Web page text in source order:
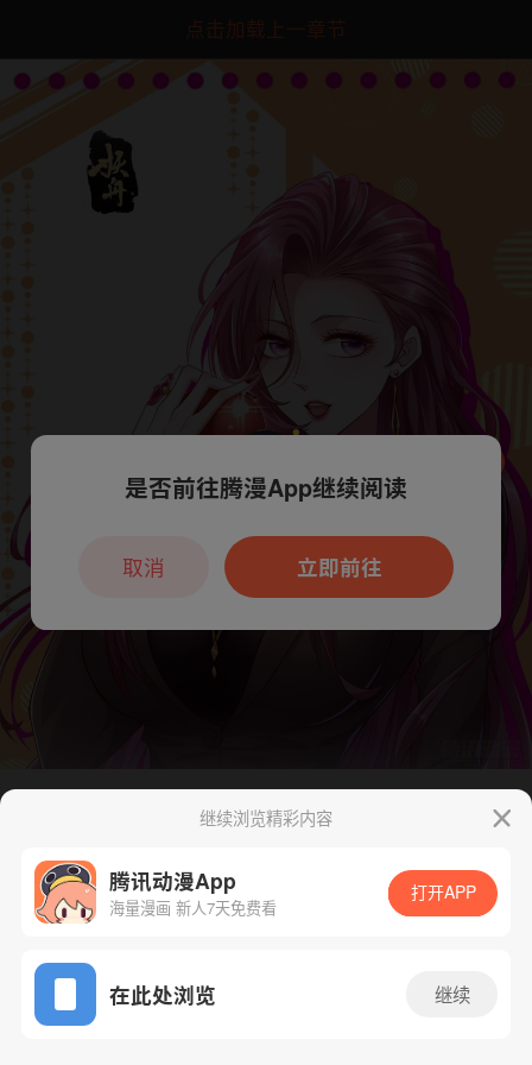
点击加载上一章节
App免费看
腾漫App免费看
继续浏览精彩内容
腾讯动漫App
海量漫画 新人7天免费看
打开APP
在此处浏览 继续
本章节仅支持App阅读，可打开App新用
户7天免费看
是否前往腾漫App继续阅读
立即前往
取消